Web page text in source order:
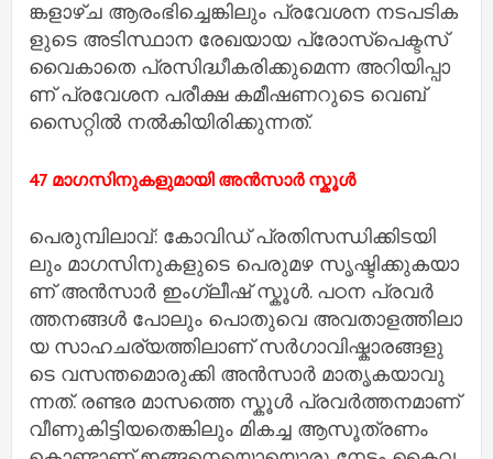
ങ്ക​ളാ​ഴ്ച ആ​രം​ഭി​ച്ചെ​ങ്കി​ലും പ്ര​വേ​ശ​ന ന​ട​പ​ടി​ക​
ളു​ടെ അ​ടി​സ്ഥാ​ന രേ​ഖ​യാ​യ പ്രോ​സ്​​പെ​ക്ട​സ്
വൈ​കാ​തെ പ്ര​സി​ദ്ധീ​ക​രി​ക്കു​മെ​ന്ന അ​റി​യി​പ്പാ​
ണ്​ പ്ര​വേ​ശ​ന പ​രീ​ക്ഷ ക​മീ​ഷ​ണ​റു​ടെ വെ​ബ്​​
സൈ​റ്റി​ൽ ന​ൽ​കി​യി​രി​ക്കു​ന്ന​ത്.
47 മാ​ഗ​സി​നു​ക​ളു​മാ​യി അ​ൻ​സാ​ർ സ്കൂ​ൾ
പെ​രു​മ്പി​ലാ​വ്: കോ​വി​ഡ് പ്ര​തി​സ​ന്ധി​ക്കി​ട​യി​
ലും മാ​ഗ​സി​നു​ക​ളു​ടെ പെ​രു​മ​ഴ സൃ​ഷ്ടി​ക്കു​ക​യാ​
ണ് അ​ൻ​സാ​ർ ഇം​ഗ്ലീ​ഷ് സ്കൂ​ൾ. പ​ഠ​ന പ്ര​വ​ർ​
ത്ത​ന​ങ്ങ​ൾ പോ​ലും പൊ​തു​വെ അ​വ​താ​ള​ത്തി​ലാ​
യ സാ​ഹ​ച​ര്യ​​ത്തി​ലാ​ണ് സ​ർ​ഗാ​വി​ഷ്കാ​ര​ങ്ങ​ളു​
ടെ വ​സ​ന്ത​മൊ​രു​ക്കി അ​ൻ​സാ​ർ മാ​തൃ​ക​യാ​വു​
ന്ന​ത്. ര​ണ്ട​ര മാ​സ​ത്തെ സ്കൂ​ൾ പ്ര​വ​ർ​ത്ത​ന​മാ​ണ്
വീണു​കി​ട്ടി​യ​തെ​ങ്കി​ലും മി​ക​ച്ച ആ​സൂ​ത്ര​ണം